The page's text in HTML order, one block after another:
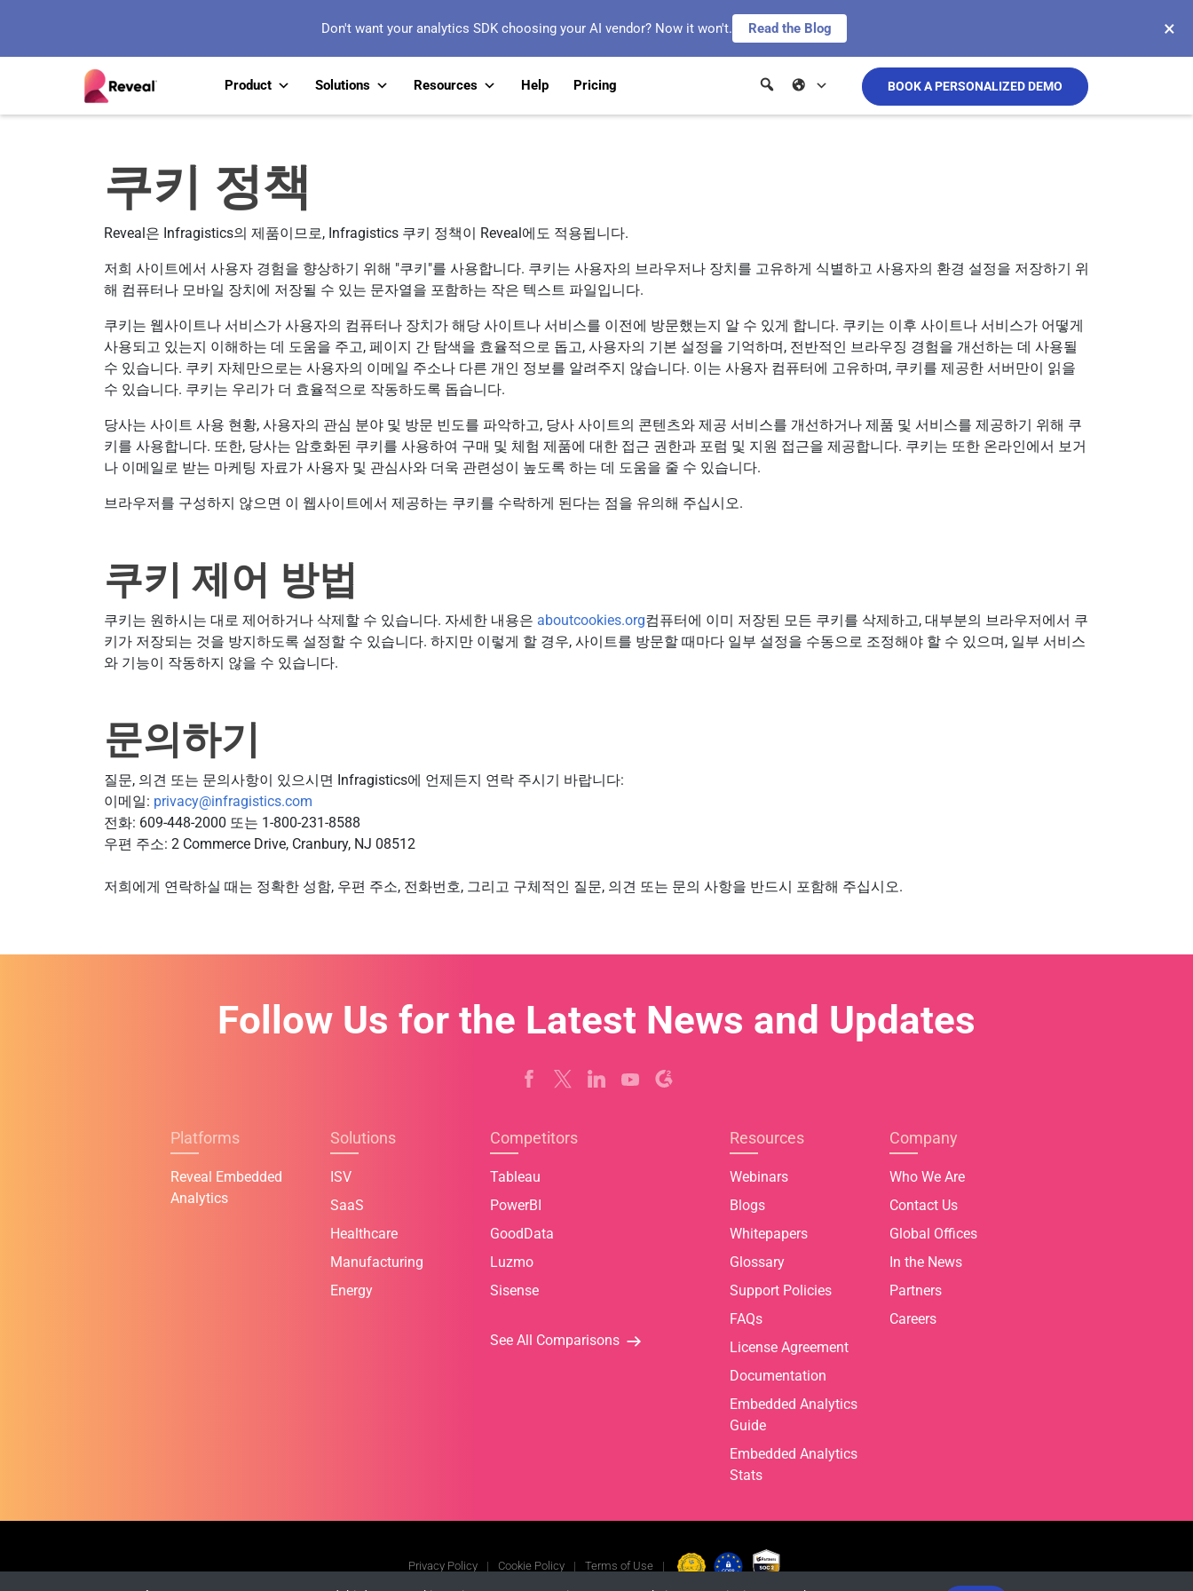
Don't want your analytics SDK choosing your AI vendor? Now it won't. Read the Blog ×
Product Solutions Resources Help Pricing BOOK A PERSONALIZED DEMO
쿠키 정책
Reveal은 Infragistics의 제품이므로, Infragistics 쿠키 정책이 Reveal에도 적용됩니다.
저희 사이트에서 사용자 경험을 향상하기 위해 "쿠키"를 사용합니다. 쿠키는 사용자의 브라우저나 장치를 고유하게 식별하고 사용자의 환경 설정을 저장하기 위
해 컴퓨터나 모바일 장치에 저장될 수 있는 문자열을 포함하는 작은 텍스트 파일입니다.
쿠키는 웹사이트나 서비스가 사용자의 컴퓨터나 장치가 해당 사이트나 서비스를 이전에 방문했는지 알 수 있게 합니다. 쿠키는 이후 사이트나 서비스가 어떻게
사용되고 있는지 이해하는 데 도움을 주고, 페이지 간 탐색을 효율적으로 돕고, 사용자의 기본 설정을 기억하며, 전반적인 브라우징 경험을 개선하는 데 사용될
수 있습니다. 쿠키 자체만으로는 사용자의 이메일 주소나 다른 개인 정보를 알려주지 않습니다. 이는 사용자 컴퓨터에 고유하며, 쿠키를 제공한 서버만이 읽을
수 있습니다. 쿠키는 우리가 더 효율적으로 작동하도록 돕습니다.
당사는 사이트 사용 현황, 사용자의 관심 분야 및 방문 빈도를 파악하고, 당사 사이트의 콘텐츠와 제공 서비스를 개선하거나 제품 및 서비스를 제공하기 위해 쿠
키를 사용합니다. 또한, 당사는 암호화된 쿠키를 사용하여 구매 및 체험 제품에 대한 접근 권한과 포럼 및 지원 접근을 제공합니다. 쿠키는 또한 온라인에서 보거
나 이메일로 받는 마케팅 자료가 사용자 및 관심사와 더욱 관련성이 높도록 하는 데 도움을 줄 수 있습니다.
브라우저를 구성하지 않으면 이 웹사이트에서 제공하는 쿠키를 수락하게 된다는 점을 유의해 주십시오.
쿠키 제어 방법
쿠키는 원하시는 대로 제어하거나 삭제할 수 있습니다. 자세한 내용은 aboutcookies.org컴퓨터에 이미 저장된 모든 쿠키를 삭제하고, 대부분의 브라우저에서 쿠
키가 저장되는 것을 방지하도록 설정할 수 있습니다. 하지만 이렇게 할 경우, 사이트를 방문할 때마다 일부 설정을 수동으로 조정해야 할 수 있으며, 일부 서비스
와 기능이 작동하지 않을 수 있습니다.
문의하기
질문, 의견 또는 문의사항이 있으시면 Infragistics에 언제든지 연락 주시기 바랍니다:
이메일: privacy@infragistics.com
전화: 609-448-2000 또는 1-800-231-8588
우편 주소: 2 Commerce Drive, Cranbury, NJ 08512
저희에게 연락하실 때는 정확한 성함, 우편 주소, 전화번호, 그리고 구체적인 질문, 의견 또는 문의 사항을 반드시 포함해 주십시오.
Follow Us for the Latest News and Updates
Platforms
Reveal Embedded
Analytics
Solutions
ISV
SaaS
Healthcare
Manufacturing
Energy
Competitors
Tableau
PowerBI
GoodData
Luzmo
Sisense
See All Comparisons
Resources
Webinars
Blogs
Whitepapers
Glossary
Support Policies
FAQs
License Agreement
Documentation
Embedded Analytics
Guide
Embedded Analytics
Stats
Company
Who We Are
Contact Us
Global Offices
In the News
Partners
Careers
Privacy Policy Cookie Policy Terms of Use